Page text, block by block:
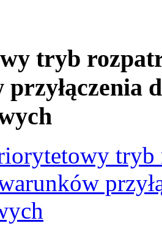
tryb
tryb